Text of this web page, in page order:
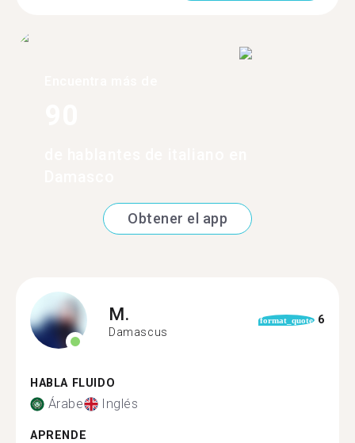
Obtener el app
M.
Damascus
format_quote 6
HABLA FLUIDO
Árabe Inglés
APRENDE